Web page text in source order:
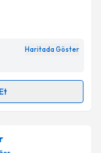
ile
ilişkinAydınlatma
Haritada Göster
talebi
almanız için bir